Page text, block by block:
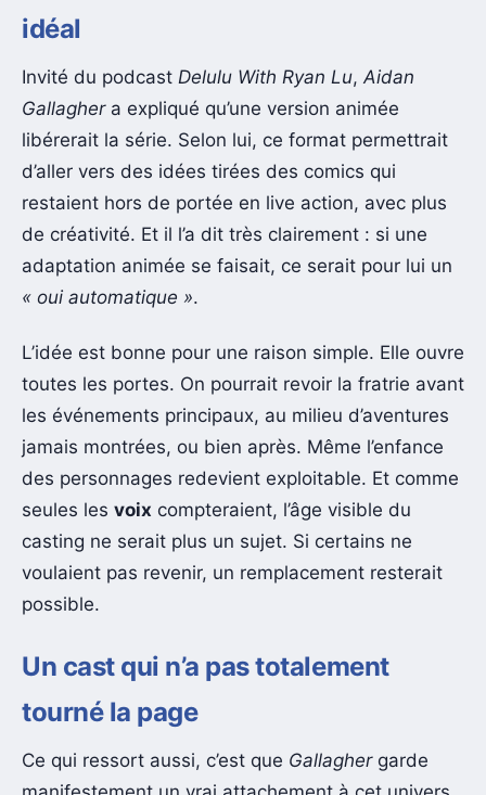
idéal
Invité du podcast Delulu With Ryan Lu, Aidan
Gallaghera expliqué qu’une version animée
libérerait la série. Selon lui, ce format permettrait
d’aller vers des idées tirées des comics qui
restaient hors de portée en live action, avec plus
de créativité. Et il l’a dit très clairement : si une
adaptation animée se faisait, ce serait pour lui un
« oui automatique ».
L’idée est bonne pour une raison simple. Elle ouvre
toutes les portes. On pourrait revoir la fratrie avant
les événements principaux, au milieu d’aventures
jamais montrées, ou bien après. Même l’enfance
des personnages redevient exploitable. Et comme
seules les voix compteraient, l’âge visible du
casting ne serait plus un sujet. Si certains ne
voulaient pas revenir, un remplacement resterait
possible.
Un cast qui n’a pas totalement
tourné la page
Ce qui ressort aussi, c’est que Gallaghergarde